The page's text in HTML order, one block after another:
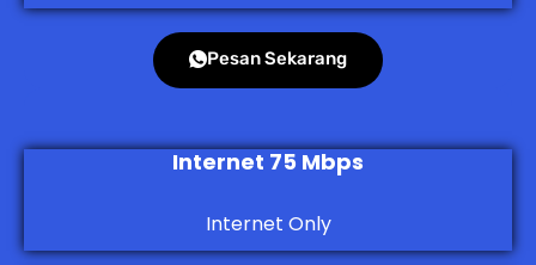
Pesan Sekarang
Internet 75 Mbps
Internet Only